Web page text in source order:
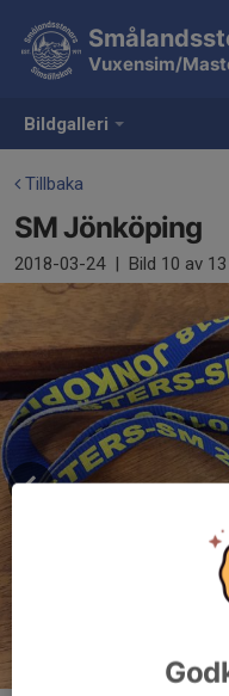
Bildgalleri
Vuxensim/
Tillbaka
SM Jönköping
2018-03-24 | Bild 10 av 13